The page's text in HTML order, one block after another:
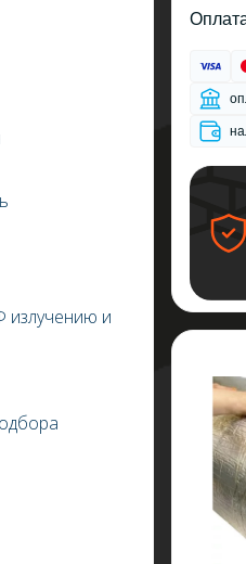
излучению и